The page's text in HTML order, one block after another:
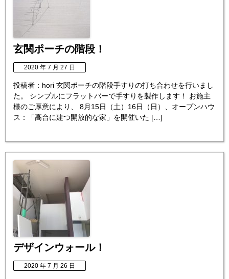
玄関ポーチの階段！
2020 年 7 月 27 日
投稿者：hori 玄関ポーチの階段手すりの打ち合わせを行いまし
た。 シンプルにフラットバーで手すりを製作します！ お施主
様のご厚意により、 8月15日（土）16日（日）、オープンハウ
ス：「高台に建つ開放的な家」を開催いた […]
デザインウォール！
2020 年 7 月 26 日